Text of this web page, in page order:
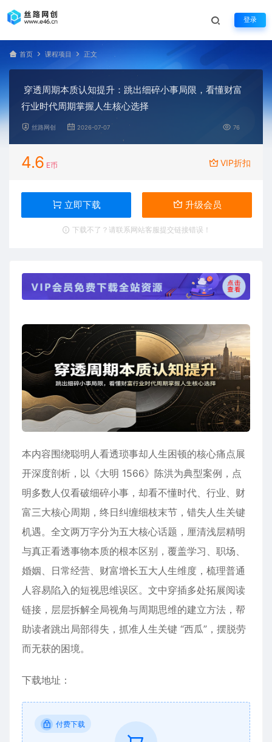
登录
首页 课程项目 正文
穿透周期本质认知提升：跳出细碎小事局限，看懂财富
行业时代周期掌握人生核心选择
丝路网创 2026-07-07 76
4.6 E币 VIP折扣
立即下载 升级会员
下载不了？请联系网站客服提交链接错误！
本内容围绕聪明人看透琐事却人生困顿的核心痛点展
开深度剖析，以《大明 1566》陈洪为典型案例，点
明多数人仅看破细碎小事，却看不懂时代、行业、财
富三大核心周期，终日纠缠细枝末节，错失人生关键
机遇。全文两万字分为五大核心话题，厘清浅层精明
与真正看透事物本质的根本区别，覆盖学习、职场、
婚姻、日常经营、财富增长五大人生维度，梳理普通
人容易陷入的短视思维误区。文中穿插多处拓展阅读
链接，层层拆解全局视角与周期思维的建立方法，帮
助读者跳出局部得失，抓准人生关键 “西瓜”，摆脱劳
而无获的困境。
下载地址：
付费下载